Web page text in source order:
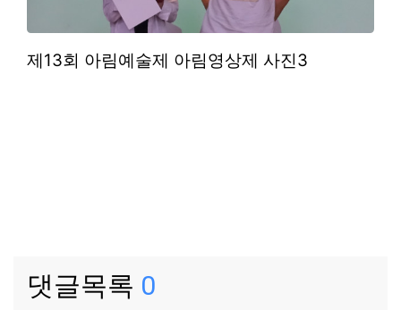
제13회 아림예술제 아림영상제 사진3
댓글목록 0